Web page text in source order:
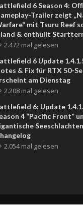
6 Season 4:
Trailer zeigt
mit Tsuru Reef
& enthüllt
2.472 mal gelesen
6 Update
& Fix für RTX 50-
am Dienstag
2.208 mal gelesen
6: Update
4 “Pacific Front”
2.054 mal gelesen